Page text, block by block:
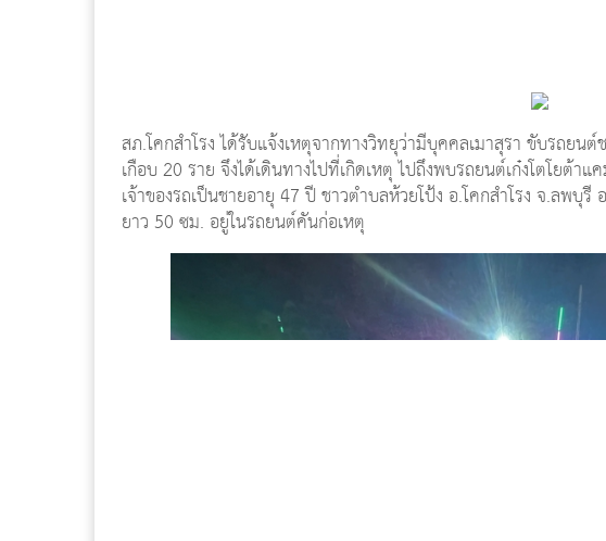
สภ.โคกสำโรง ได้รับแจ้งเหตุจากทางวิทยุว่ามีบุคคลเมาสุรา ขับรถย
เกือบ 20 ราย จึงได้เดินทางไปที่เกิดเหตุ ไปถึงพบรถยนต์เก๋งโตโยต้า
เจ้าของรถเป็นชายอายุ 47 ปี ชาวตำบลห้วยโป้ง อ.โคกสำโรง จ.ลพ
ยาว 50 ซม. อยู่ในรถยนต์คันก่อเหตุ